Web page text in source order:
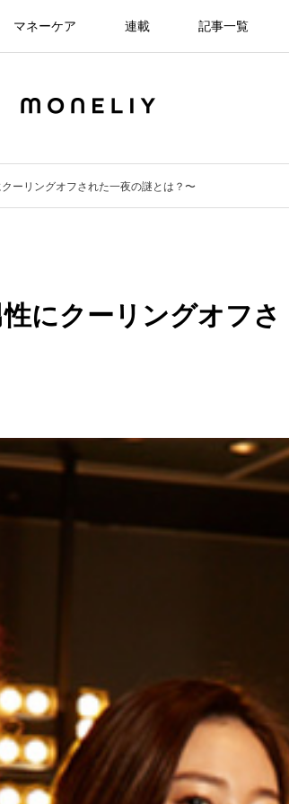
マネーケア 連載 記事一覧
ーリングオフされた一夜の謎とは？〜
にクーリングオフさ